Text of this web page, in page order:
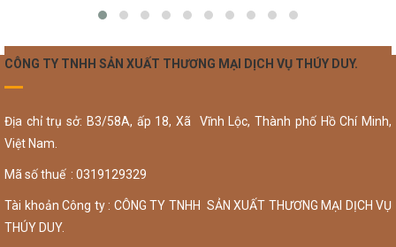
CÔNG TY TNHH SẢN XUẤT THƯƠNG MẠI DỊCH VỤ THÚY DUY.
Địa chỉ trụ sở: B3/58A, ấp 18, Xã Vĩnh Lộc, Thành phố Hồ Chí Minh,
Việt Nam.
Mã số thuế : 0319129329
Tài khoản Công ty : CÔNG TY TNHH SẢN XUẤT THƯƠNG MẠI DỊCH VỤ
THÚY DUY.